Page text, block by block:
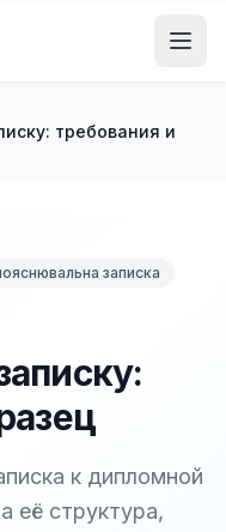
требования и
записка
к дипломной
её структура,